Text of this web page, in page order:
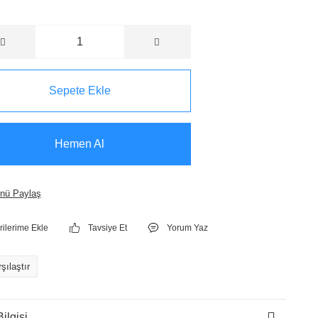
Sepete Ekle
Hemen Al
Paylaş
Tavsiye Et Yorum Yaz